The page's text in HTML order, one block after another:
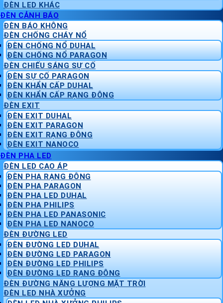
ĐÈN LED KHÁC
ĐÈN CẢNH BÁO
ĐÈN BÁO KHÔNG
ĐÈN CHỐNG CHÁY NỔ
ĐÈN CHỐNG NỔ DUHAL
ĐÈN CHỐNG NỔ PARAGON
ĐÈN CHIẾU SÁNG SỰ CỐ
ĐÈN SỰ CỐ PARAGON
ĐÈN KHẨN CẤP DUHAL
ĐÈN KHẨN CẤP RẠNG ĐÔNG
ĐÈN EXIT
ĐÈN EXIT DUHAL
ĐÈN EXIT PARAGON
ĐÈN EXIT RẠNG ĐÔNG
ĐÈN EXIT NANOCO
ĐÈN PHA LED
ĐÈN LED CAO ÁP
ĐÈN PHA RẠNG ĐÔNG
ĐÈN PHA PARAGON
ĐÈN PHA LED DUHAL
ĐÈN PHA PHILIPS
ĐÈN PHA LED PANASONIC
ĐÈN PHA LED NANOCO
ĐÈN ĐƯỜNG LED
ĐÈN ĐƯỜNG LED DUHAL
ĐÈN ĐƯỜNG LED PARAGON
ĐÈN ĐƯỜNG LED PHILIPS
ĐÈN ĐƯỜNG LED RẠNG ĐÔNG
ĐÈN ĐƯỜNG NĂNG LƯỢNG MẶT TRỜI
ĐÈN LED NHÀ XƯỞNG